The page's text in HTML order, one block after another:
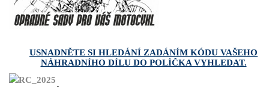
USNADNĚTE SI HLEDÁNÍ ZADÁNÍM KÓDU VAŠEHO
NÁHRADNÍHO DÍLU DO POLÍČKA VYHLEDAT.